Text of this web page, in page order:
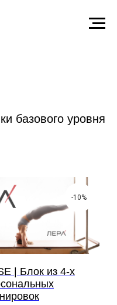
базового уровня
-10%
| Блок из 4-х